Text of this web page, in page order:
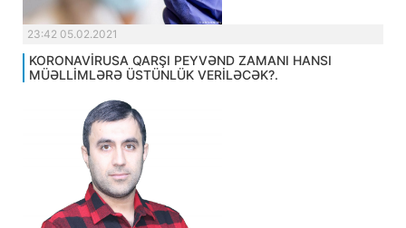
23:42 05.02.2021
KORONAVİRUSA QARŞI PEYVƏND ZAMANI HANSI
MÜƏLLİMLƏRƏ ÜSTÜNLÜK VERİLƏCƏK?.